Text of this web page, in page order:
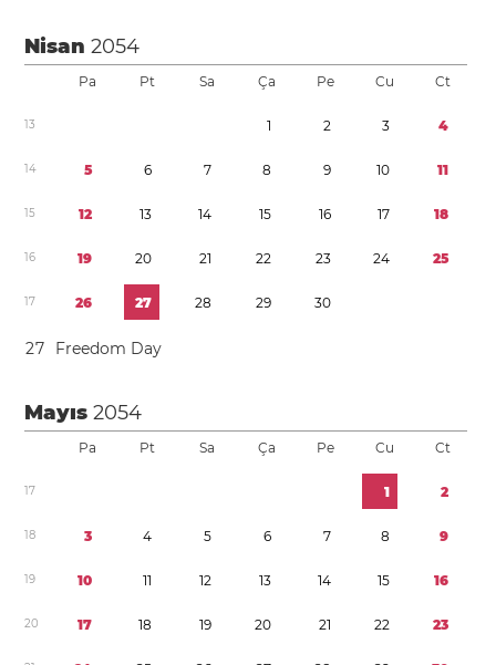
Nisan2054
Pa Pt Sa Ça Pe Cu Ct
13 1 2 3 4
14 5 6 7 8 9 10 11
15 12 13 14 15 16 17 18
16 19 20 21 22 23 24 25
17 26 27 28 29 30
27 Freedom Day
Mayıs2054
Pa Pt Sa Ça Pe Cu Ct
17 1 2
18 3 4 5 6 7 8 9
19 10 11 12 13 14 15 16
20 17 18 19 20 21 22 23